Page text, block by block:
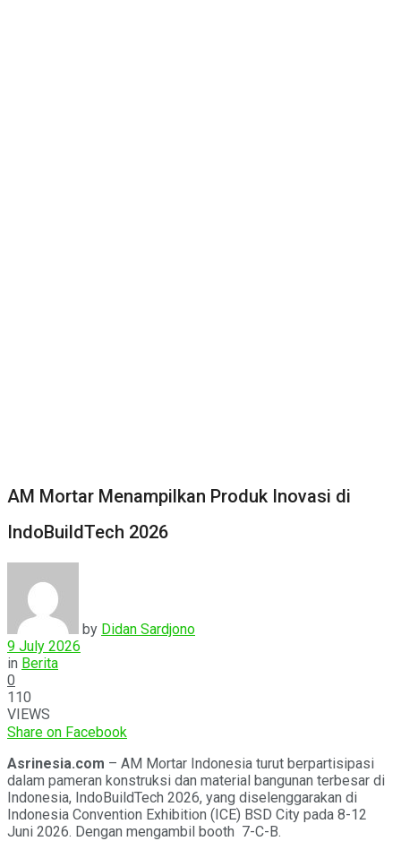
AM Mortar Menampilkan Produk Inovasi di
IndoBuildTech 2026
by Didan Sardjono
9 July 2026
in Berita
0
110
VIEWS
Share on Facebook
Asrinesia.com – AM Mortar Indonesia turut berpartisipasi
dalam pameran konstruksi dan material bangunan terbesar di
Indonesia, IndoBuildTech 2026, yang diselenggarakan di
Indonesia Convention Exhibition (ICE) BSD City pada 8-12
Juni 2026. Dengan mengambil booth 7-C-B.